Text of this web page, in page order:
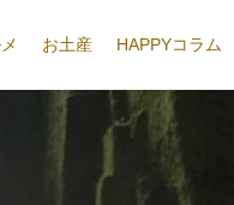
お土産 HAPPYコラム